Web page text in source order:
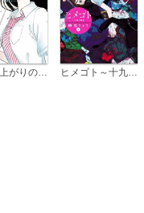
恋は雨上がりのように ヒメゴト～十九歳の制服～